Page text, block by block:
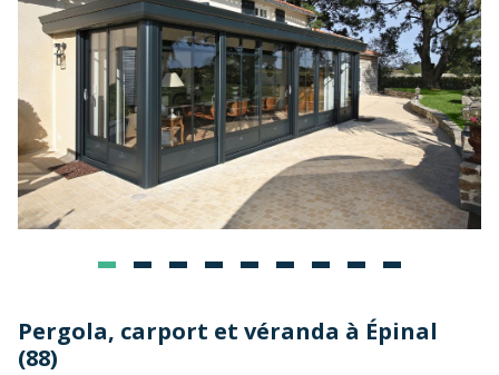
Pergola, carport et véranda à Épinal
(88)